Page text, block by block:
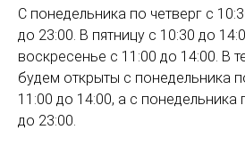
С понедельника по четверг с
до 23:00. В пятницу с 10:30 до
воскресенье с 11:00 до 14:00. В
будем открыты с понедельника
11:00 до 14:00, а с понедельника
до 23:00.